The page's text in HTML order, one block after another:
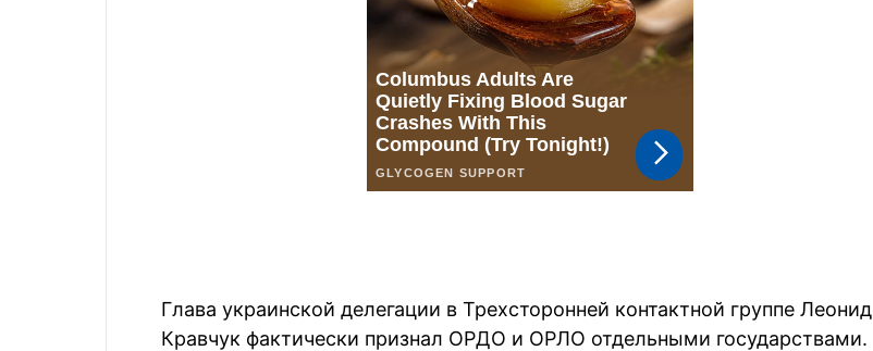
Глава украинской делегации в Трехсторонней контактной группе Леонид
Кравчук фактически признал ОРДО и ОРЛО отдельными государствами.